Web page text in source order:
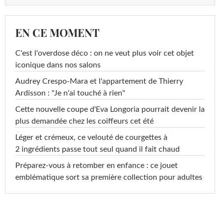
EN CE MOMENT
C'est l'overdose déco : on ne veut plus voir cet objet
iconique dans nos salons
Audrey Crespo-Mara et l'appartement de Thierry
Ardisson : "Je n'ai touché à rien"
Cette nouvelle coupe d'Eva Longoria pourrait devenir la
plus demandée chez les coiffeurs cet été
Léger et crémeux, ce velouté de courgettes à
2 ingrédients passe tout seul quand il fait chaud
Préparez-vous à retomber en enfance : ce jouet
emblématique sort sa première collection pour adultes